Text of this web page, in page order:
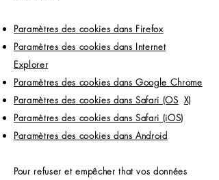
Paramètres des cookies dans Firefox
Paramètres des cookies dans Internet
Explorer
Paramètres des cookies dans Google Chrome
Paramètres des cookies dans Safari (OS X)
Paramètres des cookies dans Safari (iOS)
Paramètres des cookies dans Android
Pour refuser et empêcher that vos données